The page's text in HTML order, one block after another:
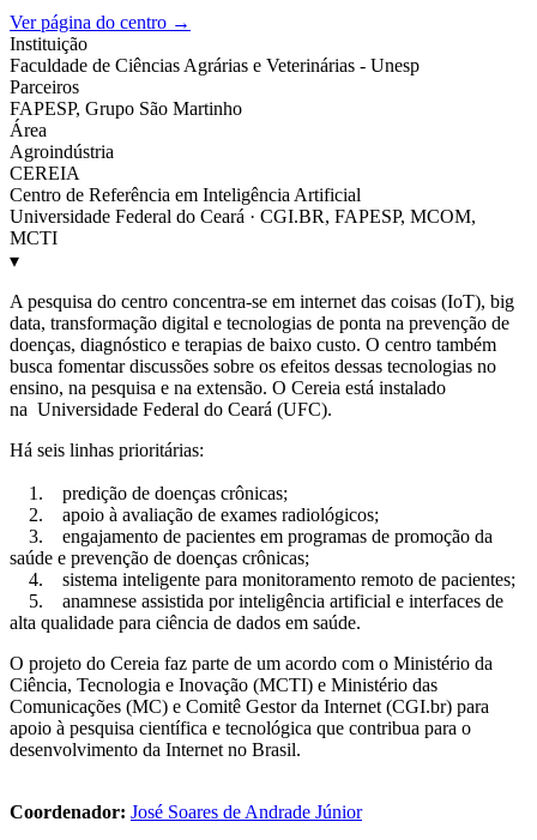
Ver página do centro →
Instituição
Faculdade de Ciências Agrárias e Veterinárias - Unesp
Parceiros
FAPESP, Grupo São Martinho
Área
Agroindústria
CEREIA
Centro de Referência em Inteligência Artificial
Universidade Federal do Ceará · CGI.BR, FAPESP, MCOM,
MCTI
▾
A pesquisa do centro concentra-se em internet das coisas (IoT), big
data, transformação digital e tecnologias de ponta na prevenção de
doenças, diagnóstico e terapias de baixo custo. O centro também
busca fomentar discussões sobre os efeitos dessas tecnologias no
ensino, na pesquisa e na extensão. O Cereia está instalado
na Universidade Federal do Ceará (UFC).
Há seis linhas prioritárias:
1. predição de doenças crônicas;
2. apoio à avaliação de exames radiológicos;
3. engajamento de pacientes em programas de promoção da
saúde e prevenção de doenças crônicas;
4. sistema inteligente para monitoramento remoto de pacientes;
5. anamnese assistida por inteligência artificial e interfaces de
alta qualidade para ciência de dados em saúde.
O projeto do Cereia faz parte de um acordo com o Ministério da
Ciência, Tecnologia e Inovação (MCTI) e Ministério das
Comunicações (MC) e Comitê Gestor da Internet (CGI.br) para
apoio à pesquisa científica e tecnológica que contribua para o
desenvolvimento da Internet no Brasil.
Coordenador: José Soares de Andrade Júnior